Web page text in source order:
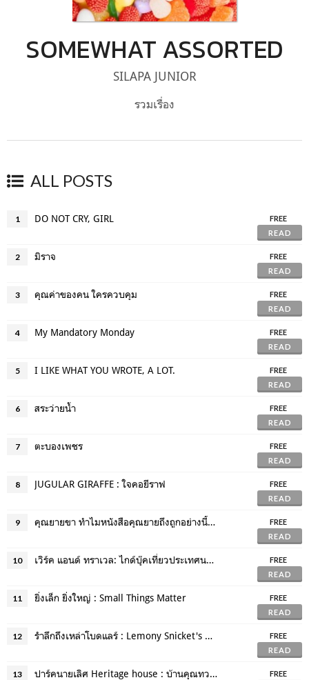
SOMEWHAT ASSORTED
SILAPA JUNIOR
รวมเรื่อง
ALL POSTS
1 DO NOT CRY, GIRL
FREE
READ
2 มิราจ
FREE
READ
3 คุณค่าของคน ใครควบคุม
FREE
READ
4 My Mandatory Monday
FREE
READ
5 I LIKE WHAT YOU WROTE, A LOT.
FREE
READ
6 สระว่ายน้ำ
FREE
READ
7 ตะบองเพชร
FREE
READ
8 JUGULAR GIRAFFE : ใจคอยีราฟ
FREE
READ
9 คุณยายขา ทำไมหนังสือคุณยายถึงถูกอย่างนี้ล่ะคะ : The Big Bad Wolf book sale Bangkok 2016
FREE
READ
10 เวิร์ค แอนด์ ทราเวล: ไกด์บุ๊คเที่ยวประเทศนวพล
FREE
READ
11 ยิ่งเล็ก ยิ่งใหญ่ : Small Things Matter
FREE
READ
12 รำลึกถึงเหล่าโบดแลร์ : Lemony Snicket's A Series of Unfortunate Events
FREE
READ
13 ปาร์คนายเลิศ Heritage house : บ้านคุณทวดสุดฮิปติดสยามฯ
FREE